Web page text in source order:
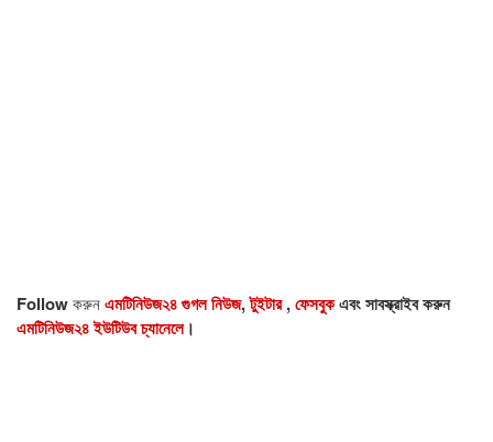
Followকরুনএমটিনিউজ২৪ গুগল নিউজ,টুইটার,ফেসবুকএবং সাবস্ক্রাইব করুন
এমটিনিউজ২৪ ইউটিউব চ্যানেলে।